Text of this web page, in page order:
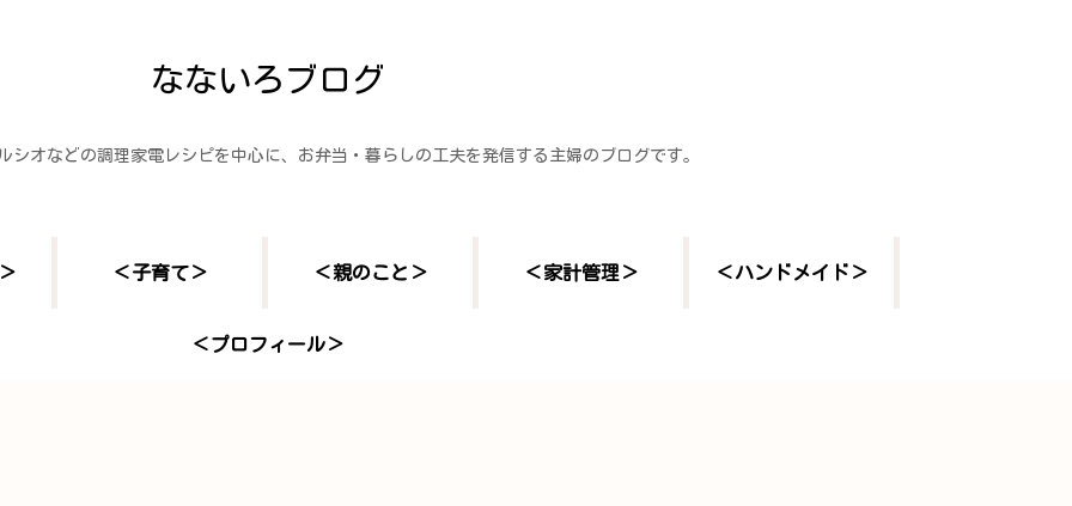
なないろブログ
シオなどの調理家電レシピを中心に、お弁当・暮らしの工夫を発信する主婦のブログです。
＜子育て＞ ＜親のこと＞ ＜家計管理＞ ＜ハンドメイド＞
＜プロフィール＞